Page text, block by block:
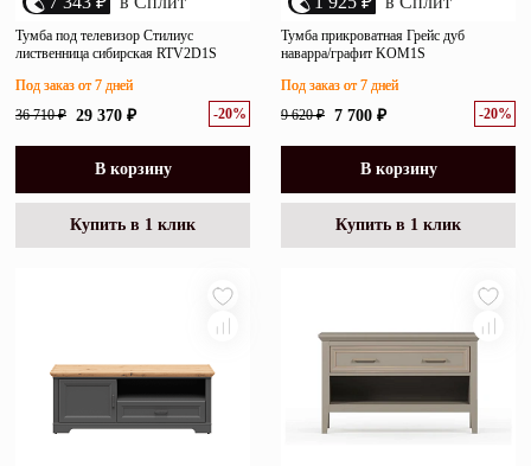
Тумба под телевизор Стилиус
лиственница сибирская RTV2D1S
36 710 ₽ 29 370 ₽ -20%
Под заказ от 7 дней
В корзину
Купить в 1 клик
Тумба прикроватная Грейс дуб
наварра/графит KOM1S
9 620 ₽ 7 700 ₽ -20%
Под заказ от 7 дней
В корзину
Купить в 1 клик